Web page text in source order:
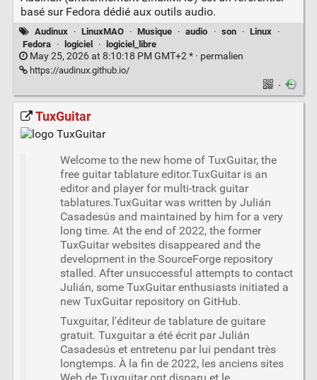
basé sur Fedora dédié aux outils audio.
Audinux · LinuxMAO · Musique · audio · son · Linux
·
Fedora
· logiciel · logiciel_libre
May 25, 2026 at 8:10:18 PM GMT+2 * · permalien
https://audinux.github.io/
·
TuxGuitar
Welcome to the new home of TuxGuitar, the
free guitar tablature editor.TuxGuitar is an
editor and player for multi-track guitar
tablatures.TuxGuitar was written by Julián
Casadesús and maintained by him for a very
long time. At the end of 2022, the former
TuxGuitar websites disappeared and the
development in the SourceForge repository
stalled. After unsuccessful attempts to contact
Julián, some TuxGuitar enthusiasts initiated a
new TuxGuitar repository on GitHub.
Tuxguitar, l'éditeur de tablature de guitare
gratuit. Tuxguitar a été écrit par Julián
Casadesús et entretenu par lui pendant très
longtemps. À la fin de 2022, les anciens sites